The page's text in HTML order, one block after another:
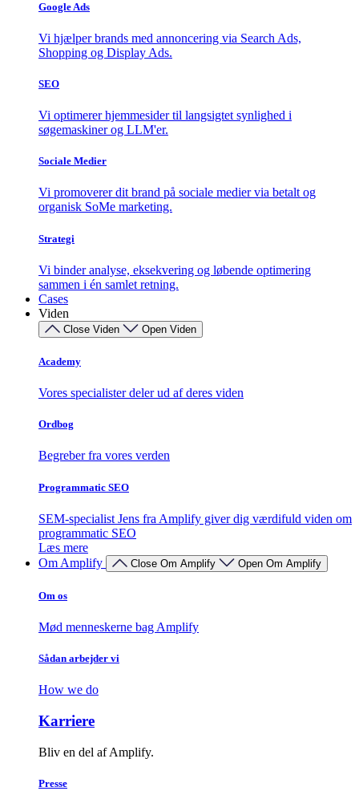
Google Ads
Vi hjælper brands med annoncering via Search Ads,
Shopping og Display Ads.
SEO
Vi optimerer hjemmesider til langsigtet synlighed i
søgemaskiner og LLM'er.
Sociale Medier
Vi promoverer dit brand på sociale medier via betalt og
organisk SoMe marketing.
Strategi
Vi binder analyse, eksekvering og løbende optimering
sammen i én samlet retning.
Cases
Viden
Close Viden Open Viden
Academy
Vores specialister deler ud af deres viden
Ordbog
Begreber fra vores verden
Programmatic SEO
SEM-specialist Jens fra Amplify giver dig værdifuld viden om
programmatic SEO
Læs mere
Om Amplify
Close Om Amplify Open Om Amplify
Om os
Mød menneskerne bag Amplify
Sådan arbejder vi
How we do
Karriere
Bliv en del af Amplify.
Presse